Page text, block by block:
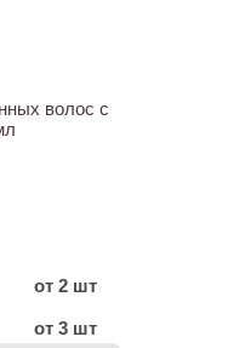
волос с
от 2 шт
от 3 шт